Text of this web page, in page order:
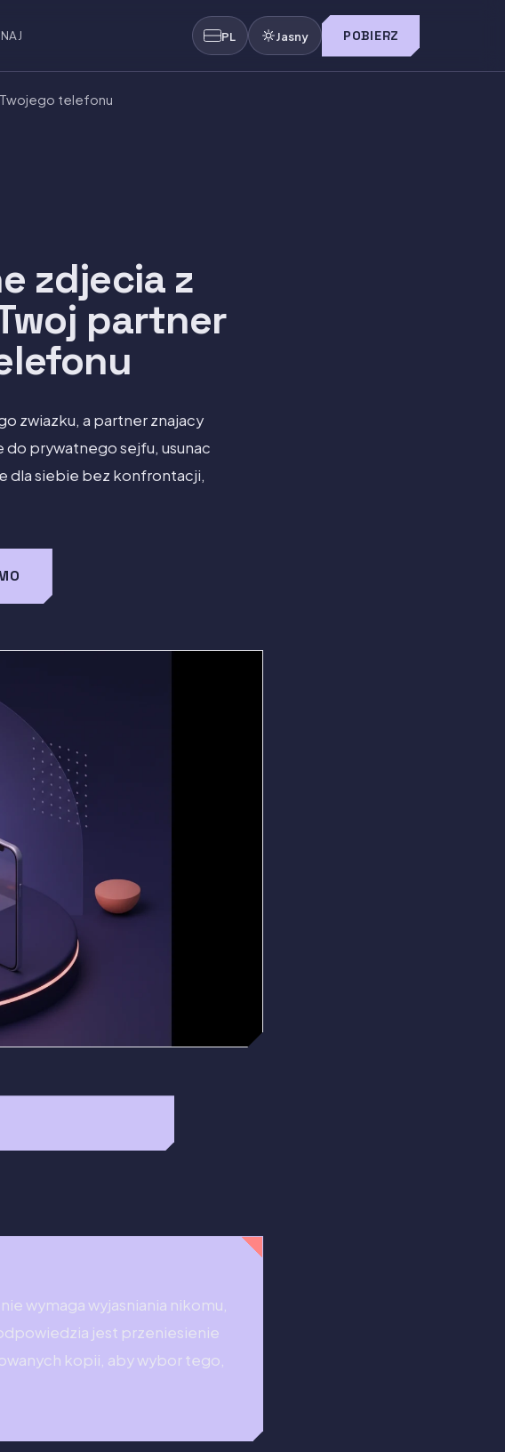
PL Jasny POBIERZ
Twojego telefonu
zdjecia z
partner
zwiazku, a partner znajacy
prywatnego sejfu, usunac
dla siebie bez konfrontacji,
wymaga wyjasniania nikomu,
jest przeniesienie
kopii, aby wybor tego,